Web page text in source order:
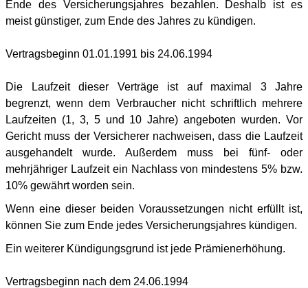
Ende des Versicherungsjahres bezahlen. Deshalb ist es
meist günstiger, zum Ende des Jahres zu kündigen.
Vertragsbeginn 01.01.1991 bis 24.06.1994
Die Laufzeit dieser Verträge ist auf maximal 3 Jahre
begrenzt, wenn dem Verbraucher nicht schriftlich mehrere
Laufzeiten (1, 3, 5 und 10 Jahre) angeboten wurden. Vor
Gericht muss der Versicherer nachweisen, dass die Laufzeit
ausgehandelt wurde. Außerdem muss bei fünf- oder
mehrjähriger Laufzeit ein Nachlass von mindestens 5% bzw.
10% gewährt worden sein.
Wenn eine dieser beiden Voraussetzungen nicht erfüllt ist,
können Sie zum Ende jedes Versicherungsjahres kündigen.
Ein weiterer Kündigungsgrund ist jede Prämienerhöhung.
Vertragsbeginn nach dem 24.06.1994